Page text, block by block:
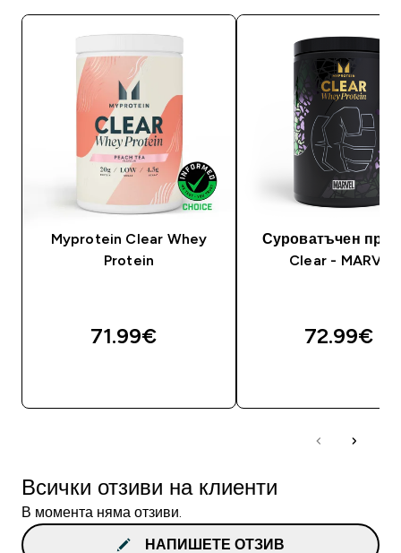
Myprotein Clear Whey
Protein
71.99€‎
Суроватъчен
Clear - MARVEL
72.99€‎
Всички отзиви на клиенти
В момента няма отзиви.
НАПИШЕТЕ ОТЗИВ